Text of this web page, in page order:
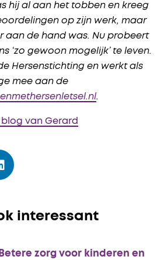
hij al aan het tobben en kreeg
op zijn werk, maar
aan de hand was. Nu probeert
‘zo gewoon mogelijk’ te leven.
Hersenstichting en werkt als
mee aan de
.
blog van Gerard
interessant
zorg voor kinderen en